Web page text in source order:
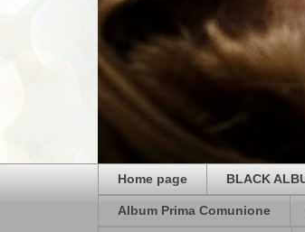
Home page BLACK
Album Prima Comunione